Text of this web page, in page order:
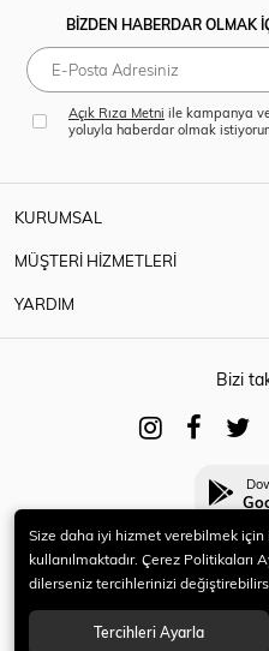
BİZDEN HABERDAR OLMAK
Açık Rıza Metni ile kampanya
yoluyla haberdar olmak
KURUMSAL
MÜŞTERİ HİZMETLERİ
YARDIM
Bizi
© 2021 HERYENİ.
Size daha iyi hizmet verebilmek
kullanılmaktadır. Çerez Politikaları
dilerseniz tercihlerinizi
Tercihleri Ayarla